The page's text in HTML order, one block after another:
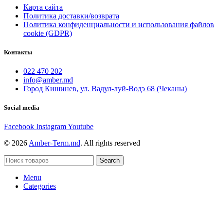
Карта сайта
Политика доставки/возврата
Политика конфиденциальности и использования файлов
cookie (GDPR)
Контакты
022 470 202
info@amber.md
Город Кишинев, ул. Вадул-луй-Водэ 68 (Чеканы)
Social media
Facebook InstagramYoutube
© 2026 Amber-Term.md. All rights reserved
Search
Menu
Categories